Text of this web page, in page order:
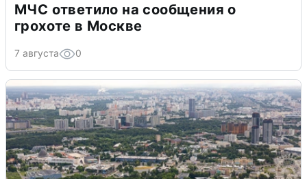
МЧС ответило на сообщения о
грохоте в Москве
7 августа 0